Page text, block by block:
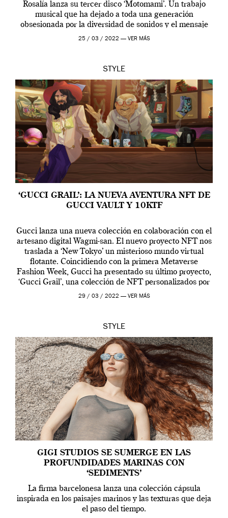
Rosalía lanza su tercer disco ‘Motomami’. Un trabajo
musical que ha dejado a toda una generación
obsesionada por la diversidad de sonidos y el mensaje
profundo que […]
25 / 03 / 2022 — VER MÁS
STYLE
‘GUCCI GRAIL’: LA NUEVA AVENTURA NFT DE
GUCCI VAULT Y 10KTF
Gucci lanza una nueva colección en colaboración con el
artesano digital Wagmi-san. El nuevo proyecto NFT nos
traslada a ‘New Tokyo’ un misterioso mundo virtual
flotante. Coincidiendo con la primera Metaverse
Fashion Week, Gucci ha presentado su último proyecto,
‘Gucci Grail’, una colección de NFT personalizados por
Alessandro Michele, director creativo de la casa italiana
29 / 03 / 2022 — VER MÁS
STYLE
GIGI STUDIOS SE SUMERGE EN LAS
PROFUNDIDADES MARINAS CON
‘SEDIMENTS’
La firma barcelonesa lanza una colección cápsula
inspirada en los paisajes marinos y las texturas que deja
el paso del tiempo.